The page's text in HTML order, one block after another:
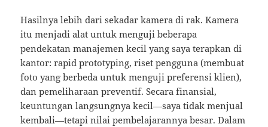
Hasilnya lebih dari sekadar kamera di rak. Kamera
itu menjadi alat untuk menguji beberapa
pendekatan manajemen kecil yang saya terapkan di
kantor: rapid prototyping, riset pengguna (membuat
foto yang berbeda untuk menguji preferensi klien),
dan pemeliharaan preventif. Secara finansial,
keuntungan langsungnya kecil—saya tidak menjual
kembali—tetapi nilai pembelajarannya besar. Dalam